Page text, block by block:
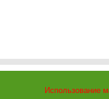
Использование